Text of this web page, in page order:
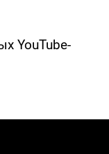
YouTube-